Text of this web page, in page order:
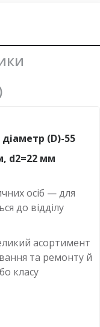
(D)-55
d2=22 мм
осіб — для
до відділу
асортимент
та ремонту й
класу